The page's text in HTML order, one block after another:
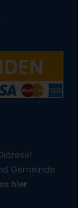
Gemeinde
hier